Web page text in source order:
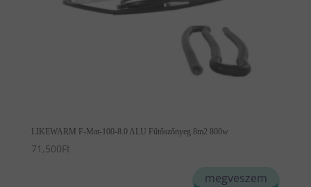
LIKEWARM F-Mat-100-8.0 ALU Fűtőszőnyeg 8m2 800w
71,500Ft
megveszem